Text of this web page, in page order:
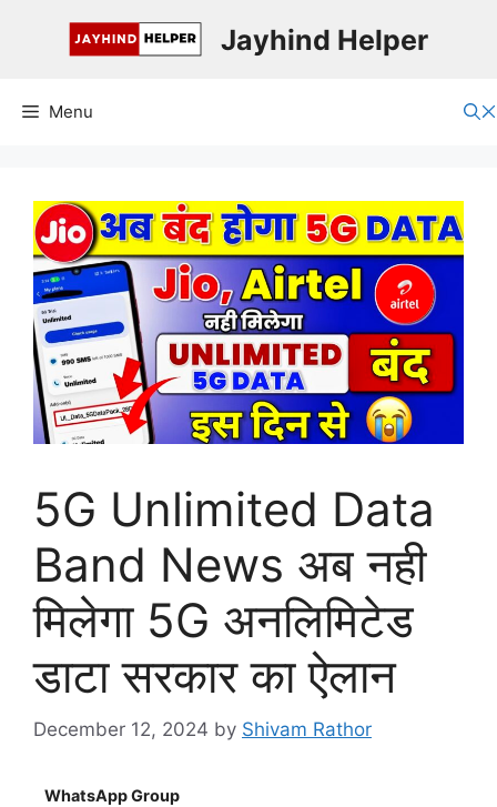
Jayhind Helper
Menu
5G Unlimited Data
Band News अब नही
मिलेगा 5G अनलिमिटेड
डाटा सरकार का ऐलान
December 12, 2024 by Shivam Rathor
WhatsApp Group